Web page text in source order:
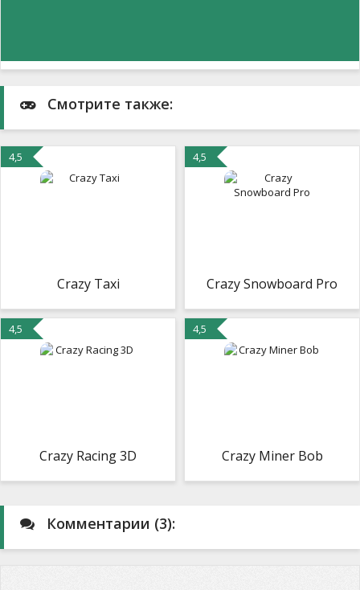
Смотрите также:
4,5
Crazy Taxi
4,5
Crazy Snowboard Pro
4,5
Crazy Racing 3D
4,5
Crazy Miner Bob
Комментарии (3):